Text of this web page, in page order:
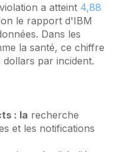
a atteint 4,88
le rapport d'IBM
Dans les
la santé, ce chiffre
dollars par incident.
: la recherche
et les notifications